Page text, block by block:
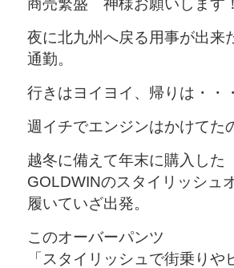
商売繁盛 神様お願いします
夜に北九州へ戻る用事が出来
通勤。
行きはヨイヨイ、帰りは・・
週イチでエンジンはかけてた
越冬に備えて年末に購入した
GOLDWINのスタイリッシュ
履いていざ出発。
このオーバーパンツ
「スタイリッシュで街乗り